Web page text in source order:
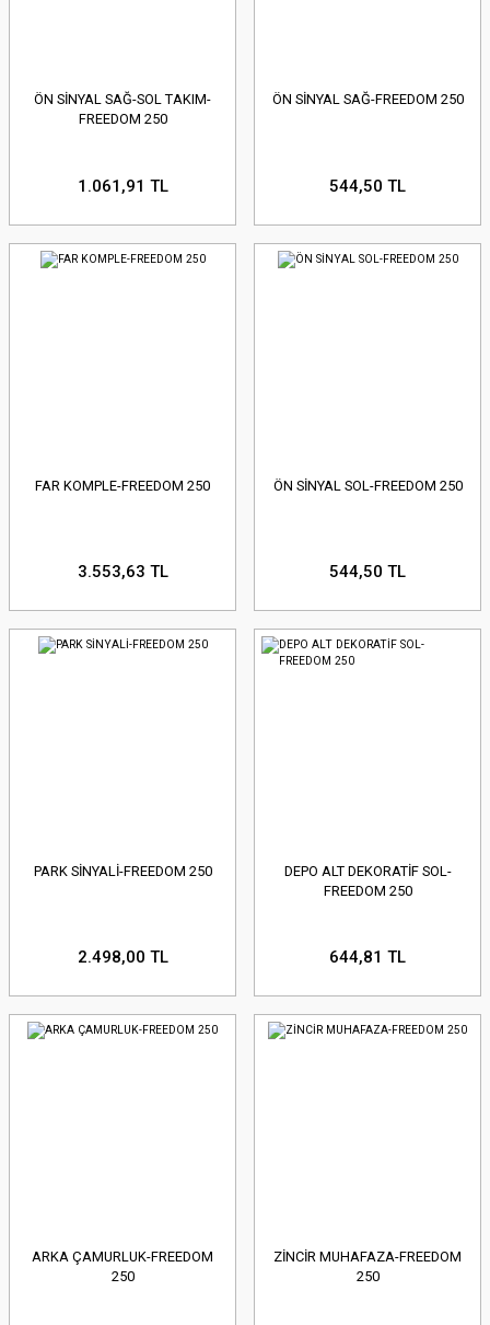
ÖN SİNYAL SAĞ-SOL TAKIM-
FREEDOM 250
1.061,91 TL
ÖN SİNYAL SAĞ-FREEDOM 250
544,50 TL
FAR KOMPLE-FREEDOM 250
3.553,63 TL
ÖN SİNYAL SOL-FREEDOM 250
544,50 TL
PARK SİNYALİ-FREEDOM 250
2.498,00 TL
DEPO ALT DEKORATİF SOL-
FREEDOM 250
644,81 TL
ARKA ÇAMURLUK-FREEDOM
250
ZİNCİR MUHAFAZA-FREEDOM
250